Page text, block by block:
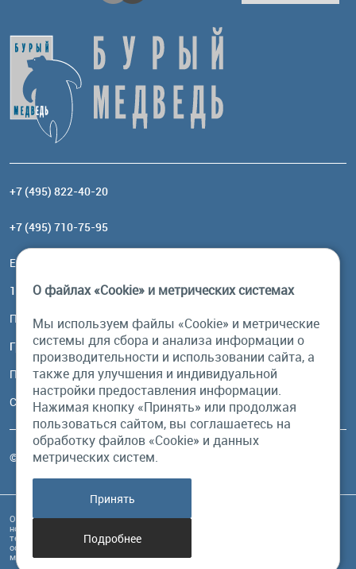
+7 (495) 822-40-20
+7 (495) 710-75-95
Email:
117485, Москва, ул. Профсоюзная, 84/32, корп 1
Посмотреть на карте
График работы
Пн-Пт: с 10:00 до 18:00
Сб, Вс: выходной
© Бурый Медведь MMXXVI. Все права защищены.
Обращаем Ваше внимание на то, что данный интернет-сайт и его содержимое
носит исключительно информационный характер и ни при каких условиях
техническая информация, размещенная на сайте, не являются публичной
офертой, определяемой положениями Статьи 437 Гражданского кодекса РФ, и
может быть изменена в любое время без предупреждения.
О файлах «Cookie» и метрических системах
Мы используем файлы «Cookie» и метрические
системы для сбора и анализа информации о
производительности и использовании сайта, а
также для улучшения и индивидуальной
настройки предоставления информации.
Нажимая кнопку «Принять» или продолжая
пользоваться сайтом, вы соглашаетесь на
обработку файлов «Cookie» и данных
метрических систем.
Принять
Подробнее